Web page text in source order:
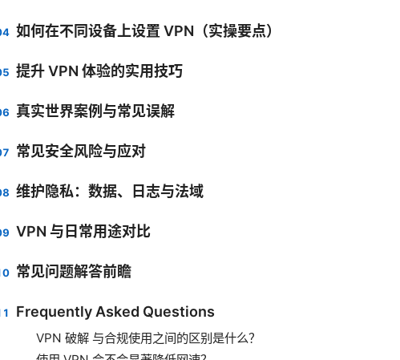
如何在不同设备上设置 VPN（实操要点）
提升 VPN 体验的实用技巧
真实世界案例与常见误解
常见安全风险与应对
维护隐私：数据、日志与法域
VPN 与日常用途对比
常见问题解答前瞻
Frequently Asked Questions
VPN 破解 与合规使用之间的区别是什么？